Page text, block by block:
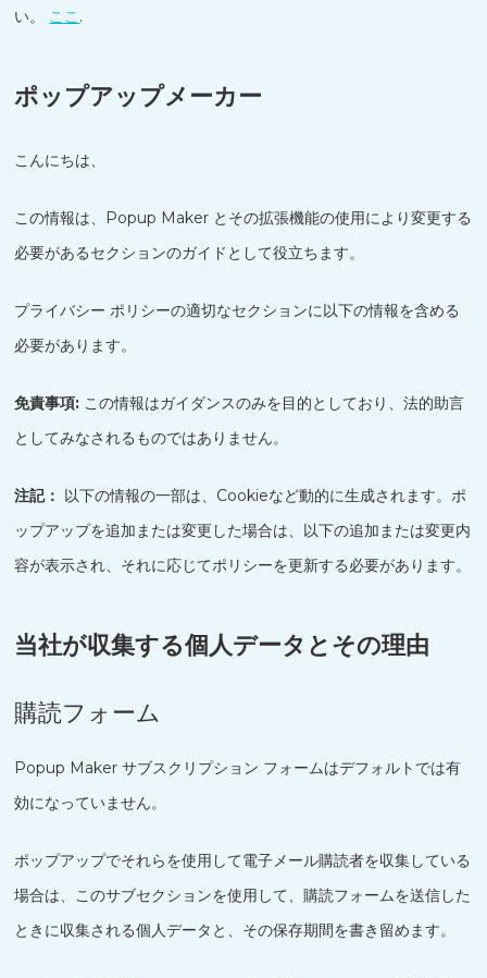
い。 ここ .
ポップアップメーカー
こんにちは、
この情報は、Popup Maker とその拡張機能の使用により変更する
必要があるセクションのガイドとして役立ちます。
プライバシー ポリシーの適切なセクションに以下の情報を含める
必要があります。
免責事項: この情報はガイダンスのみを目的としており、法的助言
としてみなされるものではありません。
注記： 以下の情報の一部は、Cookieなど動的に生成されます。ポ
ップアップを追加または変更した場合は、以下の追加または変更内
容が表示され、それに応じてポリシーを更新する必要があります。
当社が収集する個人データとその理由
購読フォーム
Popup Maker サブスクリプション フォームはデフォルトでは有
効になっていません。
ポップアップでそれらを使用して電子メール購読者を収集している
場合は、このサブセクションを使用して、購読フォームを送信した
ときに収集される個人データと、その保存期間を書き留めます。